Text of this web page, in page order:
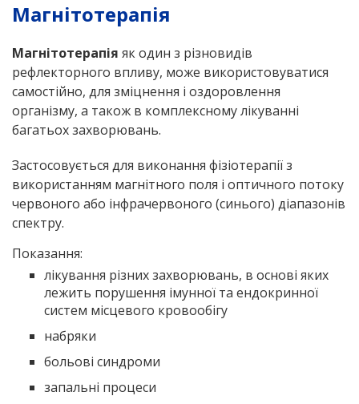
Магнітотерапія
Магнітотерапія як один з різновидів
рефлекторного впливу, може використовуватися
самостійно, для зміцнення і оздоровлення
організму, а також в комплексному лікуванні
багатьох захворювань.
Застосовується для виконання фізіотерапії з
використанням магнітного поля і оптичного потоку
червоного або інфрачервоного (синього) діапазонів
спектру.
Показання:
лікування різних захворювань, в основі яких
лежить порушення імунної та ендокринної
систем місцевого кровообігу
набряки
больові синдроми
запальні процеси